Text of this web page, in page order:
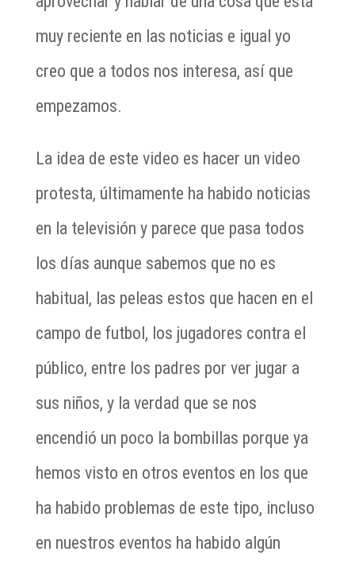
muy reciente en las noticias e igual yo
creo que a todos nos interesa, así que
empezamos.
La idea de este video es hacer un video
protesta, últimamente ha habido noticias
en la televisión y parece que pasa todos
los días aunque sabemos que no es
habitual, las peleas estos que hacen en el
campo de futbol, los jugadores contra el
público, entre los padres por ver jugar a
sus niños, y la verdad que se nos
encendió un poco la bombillas porque ya
hemos visto en otros eventos en los que
ha habido problemas de este tipo, incluso
en nuestros eventos ha habido algún